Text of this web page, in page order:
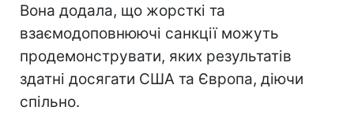
Вона додала, що жорсткі та
взаємодоповнюючі санкції можуть
продемонструвати, яких результатів
здатні досягати США та Європа, діючи
спільно.